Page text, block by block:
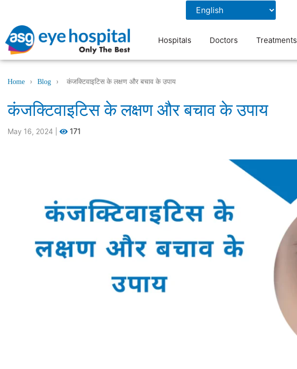
Hospitals Doctors Treatments
Home › Blog › कंजक्टिवाइटिस के लक्षण और बचाव के उपाय
कंजक्टिवाइटिस के लक्षण और बचाव के उपाय
May 16, 2024 171